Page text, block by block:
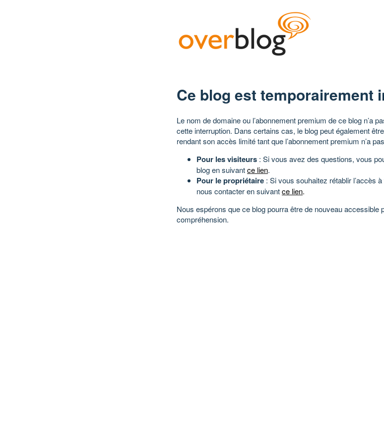
Ce blog est temporairement
Le nom de domaine ou l’abonnement premium de ce blog n’a
cette interruption. Dans certains cas, le blog peut également
rendant son accès limité tant que l’abonnement premium n’a
Pour les visiteurs : Si vous avez des questions, vous
blog en suivantce lien.
Pour le propriétaire : Si vous souhaitez rétablir l’accès
nous contacter en suivantce lien.
Nous espérons que ce blog pourra être de nouveau accessible
compréhension.